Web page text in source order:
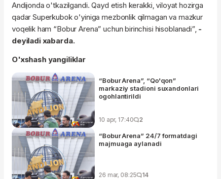
Andijonda o'tkazilgandi. Qayd etish kerakki, viloyat hozirga
qadar Superkubok o'yiniga mezbonlik qilmagan va mazkur
voqelik ham “Bobur Arena” uchun birinchisi hisoblanadi”, -
deyiladi xabarda.
O'xshash yangiliklar
“Bobur Arena”, “Qo'qon”
markaziy stadioni suxandonlari
ogohlantirildi
10 apr, 17:40 2
“Bobur Arena” 24/7 formatdagi
majmuaga aylanadi
26 mar, 08:25 14